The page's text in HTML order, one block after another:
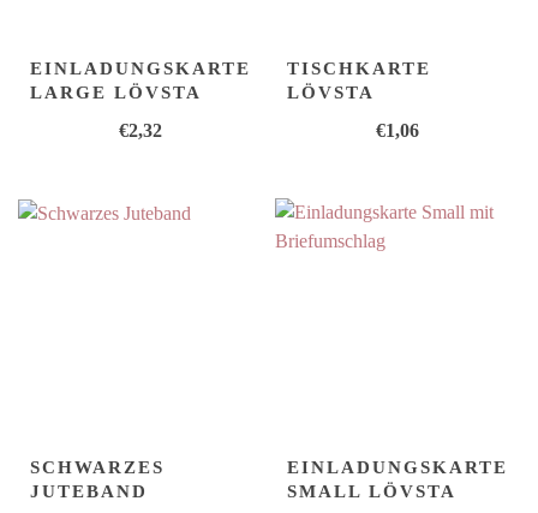
EINLADUNGSKARTE
LARGE LÖVSTA
€2,32
TISCHKARTE
LÖVSTA
€1,06
SCHWARZES
JUTEBAND
EINLADUNGSKARTE
SMALL LÖVSTA